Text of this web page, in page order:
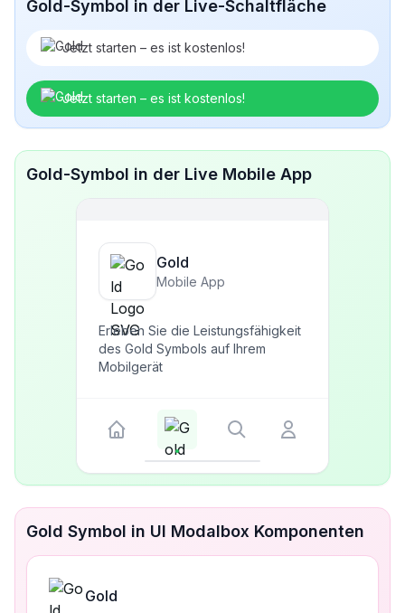
Gold-Symbol in der Live-Schaltfläche
Jetzt starten – es ist kostenlos!
Jetzt starten – es ist kostenlos!
Gold-Symbol in der Live Mobile App
Gold
Mobile App
Erleben Sie die Leistungsfähigkeit
des Gold Symbols auf Ihrem
Mobilgerät
Gold Symbol in UI Modalbox Komponenten
Gold